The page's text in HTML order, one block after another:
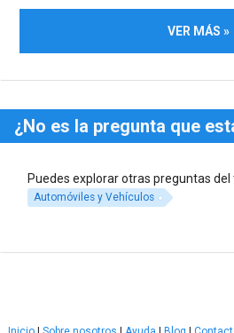
VER MÁS »
¿No es la pregunta que
Puedes explorar otras preguntas del
Automóviles y Vehículos